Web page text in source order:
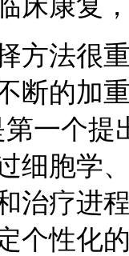
床康复
法很重
断的加
一个
细胞学
治疗进
个性化